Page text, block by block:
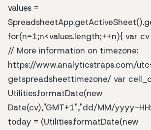
values =
for(n=1;n<values.length;++n){ var
// More information on timezone:
https://www.analyticstraps.com/
getspreadsheettimezone/ var
Utilities.formatDate(new
Date(cv),"GMT+1","dd/MM/yyyy-
today = (Utilities.formatDate(new